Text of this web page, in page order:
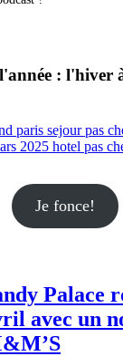
: l'hiver
Je fonce!
Palace
avec un